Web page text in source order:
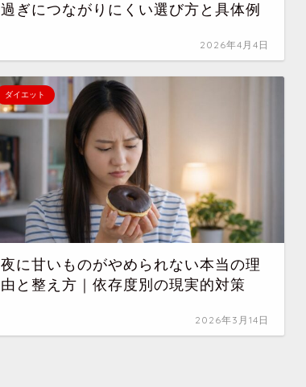
過ぎにつながりにくい選び方と具体例
2026年4月4日
ダイエット
夜に甘いものがやめられない本当の理
由と整え方｜依存度別の現実的対策
2026年3月14日